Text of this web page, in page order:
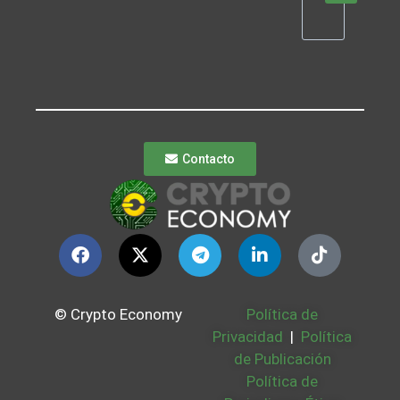
Contacto
© Crypto Economy
Política de
Privacidad | Política
de Publicación
Política de